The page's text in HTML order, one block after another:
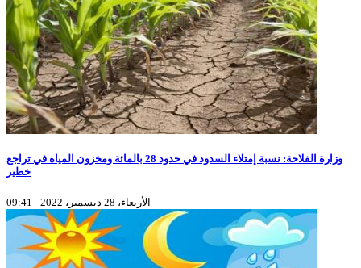
وزارة الفلاحة: نسبة إمتلاء السدود في حدود 28 بالمائة ومخزون المياه في تراجع
خطير
الأربعاء، 28 ديسمبر، 2022 - 09:41